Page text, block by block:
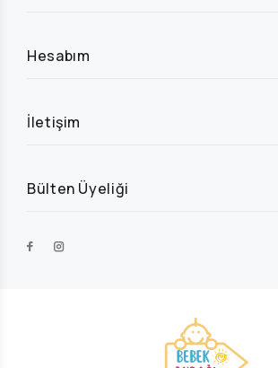
Hesabım
İletişim
Bülten Üyeliği